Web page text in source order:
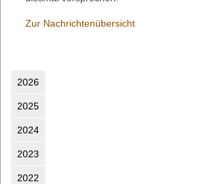
Zur Nachrichtenübersicht
2026
2025
2024
2023
2022